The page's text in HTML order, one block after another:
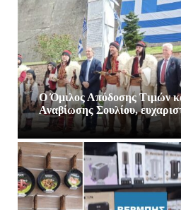
Ο Όμιλος Απόδοσης Τιμών
Αναβίωσης Σουλίου,